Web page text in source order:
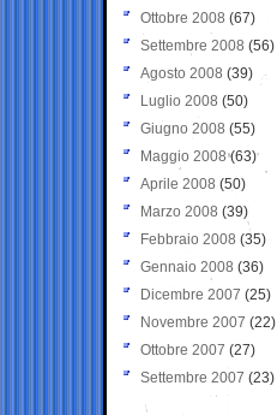
Ottobre 2008 (67)
Settembre 2008 (56)
Agosto 2008 (39)
Luglio 2008 (50)
Giugno 2008 (55)
Maggio 2008(63)
Aprile 2008 (50)
Marzo 2008 (39)
Febbraio 2008 (35)
Gennaio 2008 (36)
Dicembre 2007 (25)
Novembre 2007 (22)
Ottobre 2007 (27)
Settembre 2007 (23)